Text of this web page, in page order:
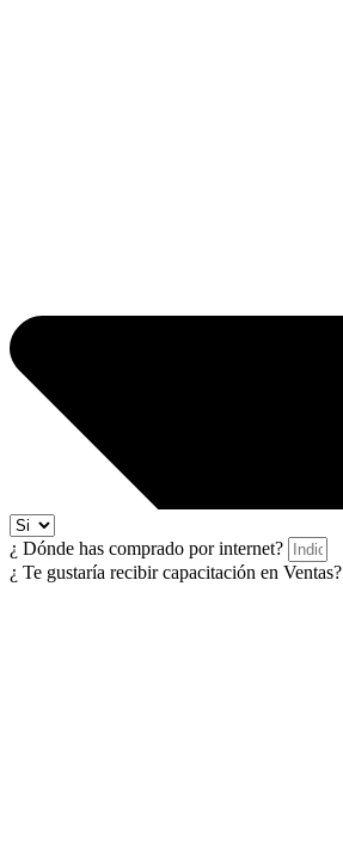
¿ Dónde has comprado por internet?
¿ Te gustaría recibir capacitación en Ventas?